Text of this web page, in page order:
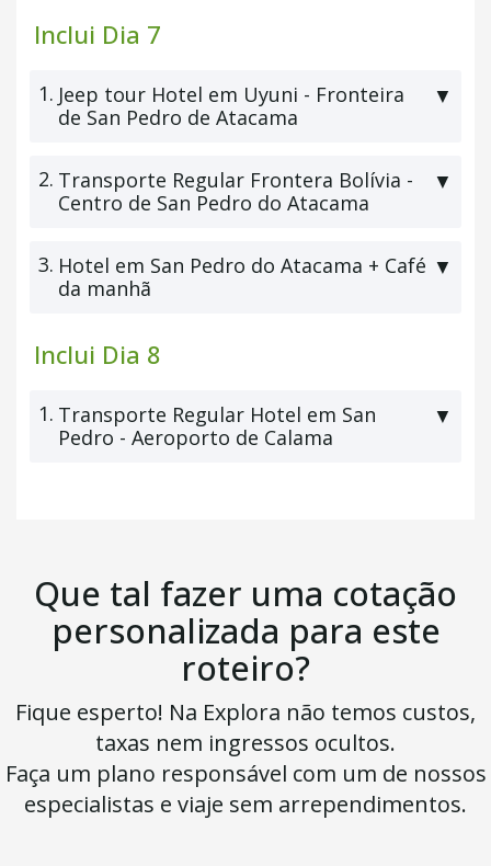
Inclui Dia 7
1. Jeep tour Hotel em Uyuni - Fronteira
de San Pedro de Atacama
▼
2. Transporte Regular Frontera Bolívia -
Centro de San Pedro do Atacama
▼
3. Hotel em San Pedro do Atacama + Café
da manhã
▼
Inclui Dia 8
1. Transporte Regular Hotel em San
Pedro - Aeroporto de Calama
▼
Que tal fazer uma cotação
personalizada para este
roteiro?
Fique esperto! Na Explora não temos custos,
taxas nem ingressos ocultos.
Faça um plano responsável com um de nossos
especialistas e viaje sem arrependimentos.